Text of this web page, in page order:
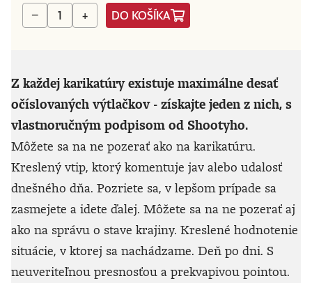
− + DO KOŠÍKA
Z každej karikatúry existuje maximálne desať
očíslovaných výtlačkov - získajte jeden z nich, s
vlastnoručným podpisom od Shootyho.
Môžete sa na ne pozerať ako na karikatúru.
Kreslený vtip, ktorý komentuje jav alebo udalosť
dnešného dňa. Pozriete sa, v lepšom prípade sa
zasmejete a idete ďalej. Môžete sa na ne pozerať aj
ako na správu o stave krajiny. Kreslené hodnotenie
situácie, v ktorej sa nachádzame. Deň po dni. S
neuveriteľnou presnosťou a prekvapivou pointou.